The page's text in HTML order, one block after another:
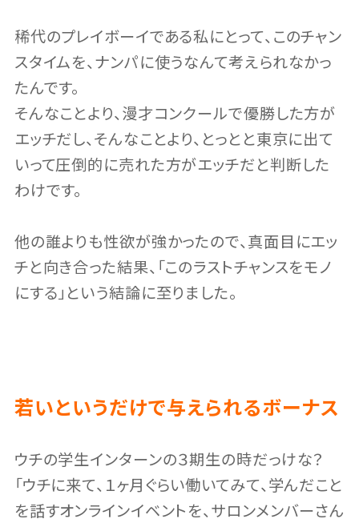
稀代のプレイボーイである私にとって、このチャン
スタイムを、ナンパに使うなんて考えられなかっ
たんです。
そんなことより、漫才コンクールで優勝した方が
エッチだし、そんなことより、とっとと東京に出て
いって圧倒的に売れた方がエッチだと判断した
わけです。
他の誰よりも性欲が強かったので、真面目にエッ
チと向き合った結果、「このラストチャンスをモノ
にする」という結論に至りました。
若いというだけで与えられるボーナス
ウチの学生インターンの３期生の時だっけな？
「ウチに来て、１ヶ月ぐらい働いてみて、学んだこと
を話すオンラインイベントを、サロンメンバーさん